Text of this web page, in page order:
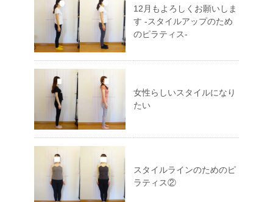
12月もよろしくお願いしま
す -スタイルアップのため
のピラティス-
女性らしいスタイルになり
たい
スタイルラインのためのピ
ラティス②